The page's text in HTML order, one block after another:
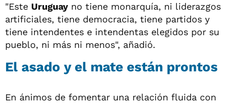
"Este Uruguay no tiene monarquía, ni liderazgos
artificiales, tiene democracia, tiene partidos y
tiene intendentes e intendentas elegidos por su
pueblo, ni más ni menos", añadió.
El asado y el mate están prontos
En ánimos de fomentar una relación fluida con